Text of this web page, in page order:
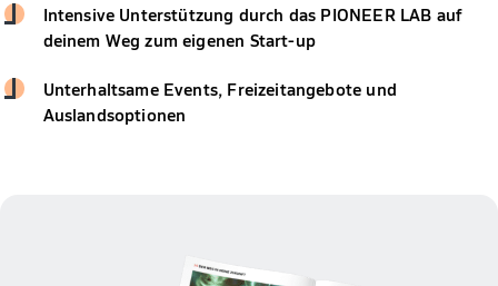
Intensive Unterstützung durch das PIONEER LAB auf
deinem Weg zum eigenen Start-up
Unterhaltsame Events, Freizeitangebote und
Auslandsoptionen